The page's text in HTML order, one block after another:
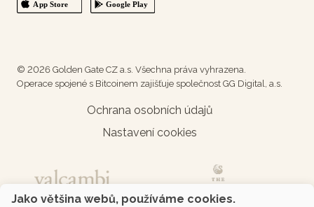
© 2026 Golden Gate CZ a.s. Všechna práva vyhrazena.
Operace spojené s Bitcoinem zajišťuje společnost GG Digital, a.s.
Ochrana osobních údajů
Nastavení cookies
Jako většina webů, používáme cookies.